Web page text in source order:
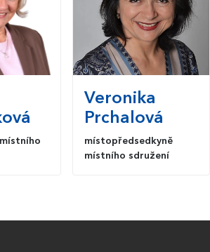
Veronika
Prchalová
místopředsedkyně
místního sdružení